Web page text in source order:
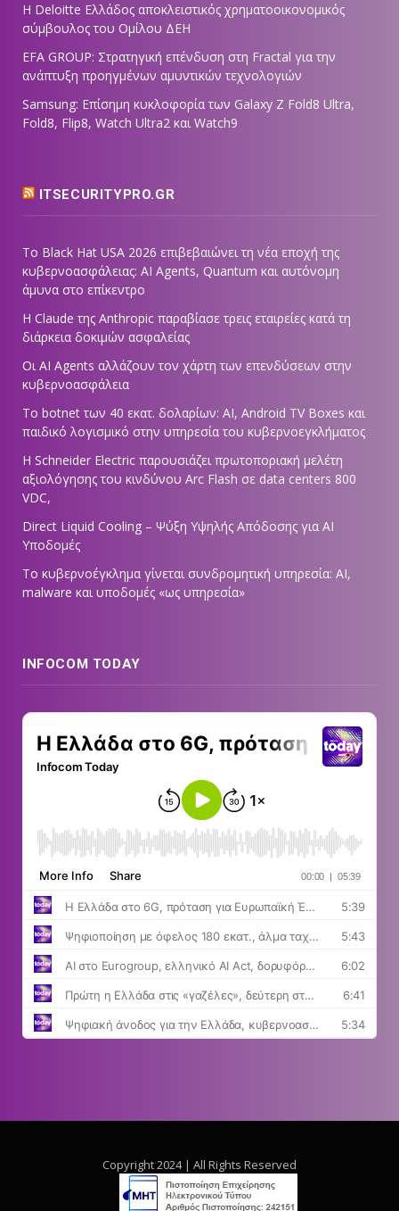
Η Deloitte Ελλάδος αποκλειστικός χρηματοοικονομικός
σύμβουλος του Ομίλου ΔΕΗ
EFA GROUP: Στρατηγική επένδυση στη Fractal για την
ανάπτυξη προηγμένων αμυντικών τεχνολογιών
Samsung: Επίσημη κυκλοφορία των Galaxy Z Fold8 Ultra,
Fold8, Flip8, Watch Ultra2 και Watch9
ITSECURITYPRO.GR
Το Black Hat USA 2026 επιβεβαιώνει τη νέα εποχή της
κυβερνοασφάλειας: AI Agents, Quantum και αυτόνομη
άμυνα στο επίκεντρο
Η Claude της Anthropic παραβίασε τρεις εταιρείες κατά τη
διάρκεια δοκιμών ασφαλείας
Οι AI Agents αλλάζουν τον χάρτη των επενδύσεων στην
κυβερνοασφάλεια
Το botnet των 40 εκατ. δολαρίων: AI, Android TV Boxes και
παιδικό λογισμικό στην υπηρεσία του κυβερνοεγκλήματος
Η Schneider Electric παρουσιάζει πρωτοποριακή μελέτη
αξιολόγησης του κινδύνου Arc Flash σε data centers 800
VDC,
Direct Liquid Cooling – Ψύξη Υψηλής Απόδοσης για AI
Υποδομές
Το κυβερνοέγκλημα γίνεται συνδρομητική υπηρεσία: AI,
malware και υποδομές «ως υπηρεσία»
INFOCOM TODAY
Copyright 2024 | All Rights Reserved